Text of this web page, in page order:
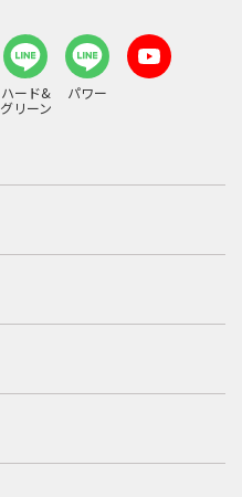
ハード&
グリーン
パワー